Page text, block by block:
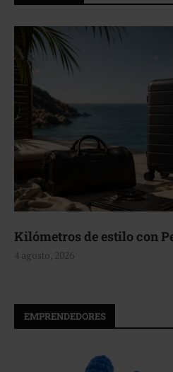
Aerie, texturas que fluyen
4 agosto, 2026
EMPRENDEDORES